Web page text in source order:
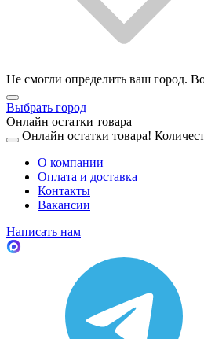
Не смогли определить ваш город.
Выбрать город
Онлайн остатки товара
Онлайн остатки товара!
О компании
Оплата и доставка
Контакты
Вакансии
Написать нам